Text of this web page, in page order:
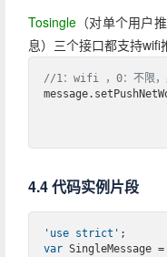
Tosingle （对单个用户
息）三个接口都支持wifi
//1：wifi ，0：不限，
4.4 代码实例片段
'use strict'
var SingleMessage